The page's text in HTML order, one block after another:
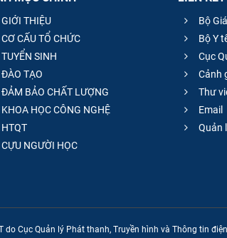
GIỚI THIỆU
CƠ CẤU TỔ CHỨC
TUYỂN SINH
ĐÀO TẠO
ĐẢM BẢO CHẤT LƯỢNG
KHOA HỌC CÔNG NGHỆ
HTQT
CỰU NGƯỜI HỌC
Bộ
Bộ Y
Cục
Cảnh
Thư
Email
Quản
do Cục Quản lý Phát thanh, Truyền hình và Thông tin